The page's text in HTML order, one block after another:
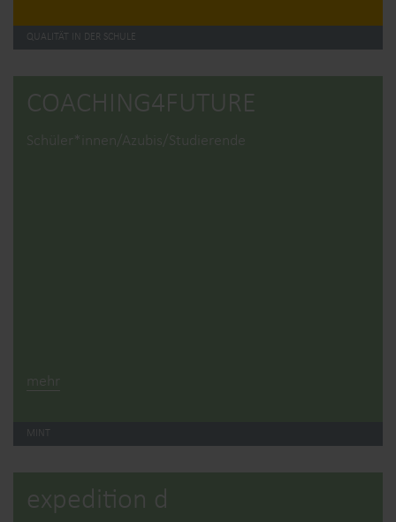
QUALITÄT IN DER SCHULE
COACHING4­FUTURE
Schüler*innen/Azubis/Studierende
mehr
MINT
expedition d